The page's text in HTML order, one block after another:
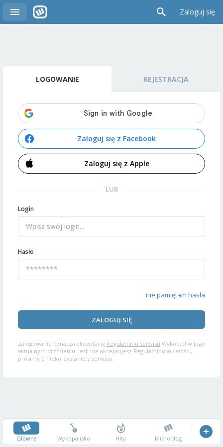
Zaloguj się
LOGOWANIE REJESTRACJA
Zaloguj się z Facebook
Zaloguj się z Apple
LUB
Login
Hasło
nie pamiętam hasła
ZALOGUJ SIĘ
Zalogowanie oznacza akceptację Regulaminu serwisu Wykop.pl w jego
aktualnym brzmieniu. Jeśli nie akceptujesz Regulaminu w całości,
prosimy o niekorzystanie z serwisu.
Główna Wykopalisko Hity Mikroblog